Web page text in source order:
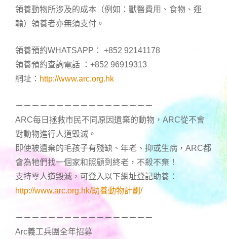
領養動物所涉及的成本（例如：獸醫費用、食物、運
輸）領養者亦無須支付。
領養預約WHATSAPP： +852 92141178
領養預約查詢電話 ：+852 96919313
網址： http://www.arc.org.hk
－－－－－－－－－－－－－－－－－
ARC每日拯救市民不同原因遺棄的動物，ARC從不會
對動物進行人道毀滅。
即使被遺棄的毛孩子有殘缺、年老、抑或生病，ARC都
會為牠們找一個家和照顧到終老，不殺不棄！
支持零人道毀滅，可登入以下網址登記助養：
http://www.arc.org.hk/助養動物計劃/
－－－－－－－－－－－－－－－－－
Arc義工兵團全年招募